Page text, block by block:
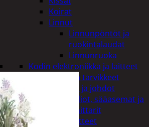
Koirat
Linnut
Linnunpöntöt ja
ruokintalaudat
Linnunruoka
Kodin elektroniikka ja laitteet
Imurit ja tarvikkeet
Kaapelit ja johdot
Kelloradiot, sääasemat ja
lämpömittarit
Oheislaitteet